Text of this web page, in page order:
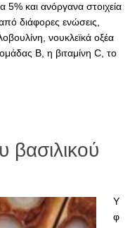
5% και ανόργανα στοιχεία
διάφορες ενώσεις,
νουκλεϊκά οξέα
Β, η βιταμίνη C, το
βασιλικού
Υ
φ